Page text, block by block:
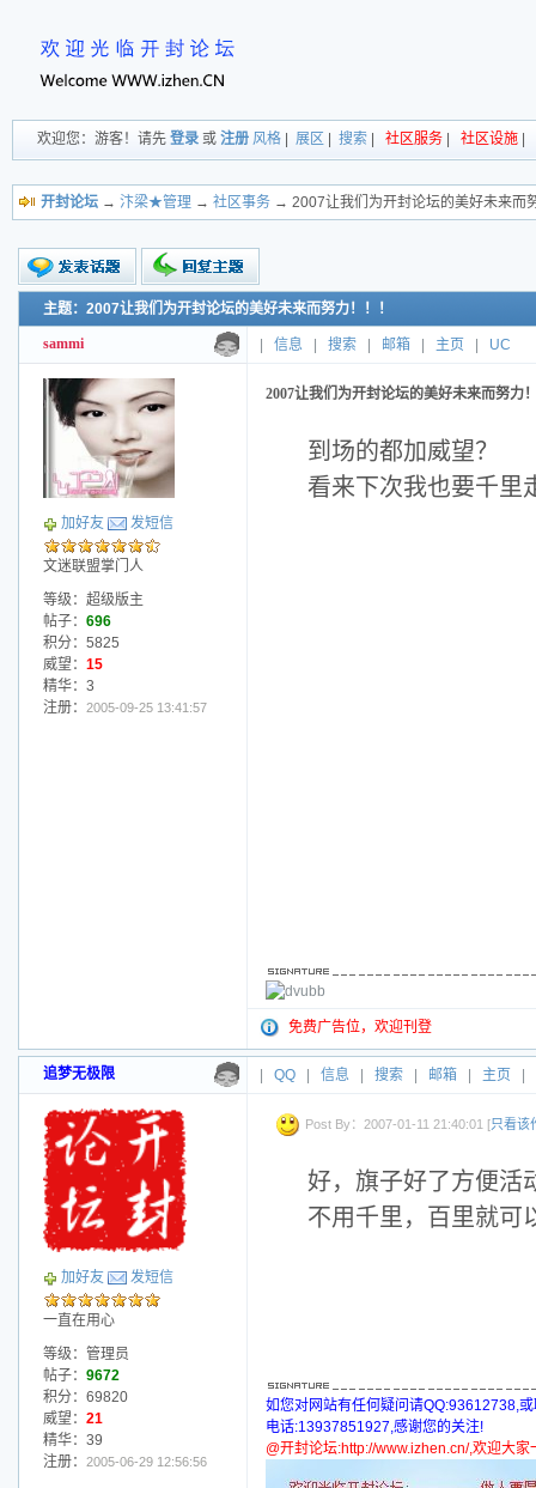
欢迎您：游客！请先 登录 或 注册 风格 展区 搜索 社区服务 社区设施
开封论坛 → 汴梁★管理 → 社区事务 → 2007让我们为开封论坛的美好未来而
新的主题
投票帖
交易帖
小字报
主题：2007让我们为开封论坛的美好未来而努力！！！
sammi 信息 搜索 邮箱 主页 UC
加好友 发短信
文迷联盟掌门人
等级：超级版主
帖子： 696
积分：5825
威望： 15
精华：3
注册： 2005-09-25 13:41:57
2007让我们为开封论坛的美好未来而努力
到场的都加威望？
看来下次我也要千里
免费广告位，欢迎刊登
追梦无极限 QQ 信息 搜索 邮箱 主页
加好友 发短信
一直在用心
等级：管理员
帖子： 9672
积分：69820
威望： 21
精华：39
注册： 2005-06-29 12:56:56
Post By：2007-01-11 21:40:01 [只看该
好，旗子好了方便活
不用千里，百里就可
如您对网站有任何疑问请QQ:93612738,
电话:13937851927,感谢您的关注!
@开封论坛:http://www.izhen.cn/,欢迎大家